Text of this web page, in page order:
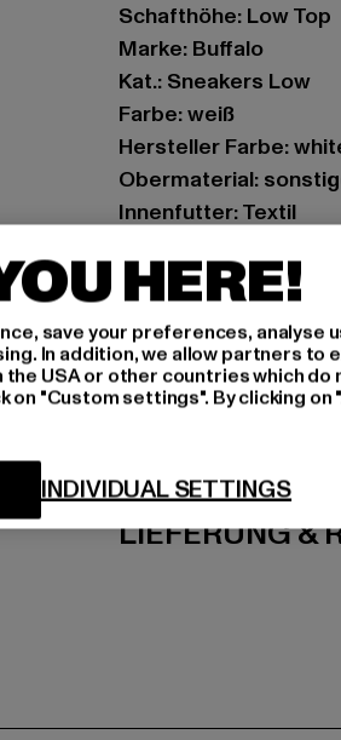
Schafthöhe: Low Top
Marke: Buffalo
Kat.: Sneakers Low
Farbe: weiß
Hersteller Farbe:
Obermaterial:
Innenfutter: Textil
Hersteller: Buffalo
Schanzenstraße 41 |
LIEFERUNG &
HERE!
save your preferences, analyse
In addition, we allow partners to
USA or other countries which do
"Custom settings". By clicking
INDIVIDUAL SETTINGS